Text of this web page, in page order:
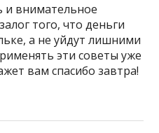
и внимательное
того, что деньги
а не уйдут лишними
эти советы уже
вам спасибо завтра!